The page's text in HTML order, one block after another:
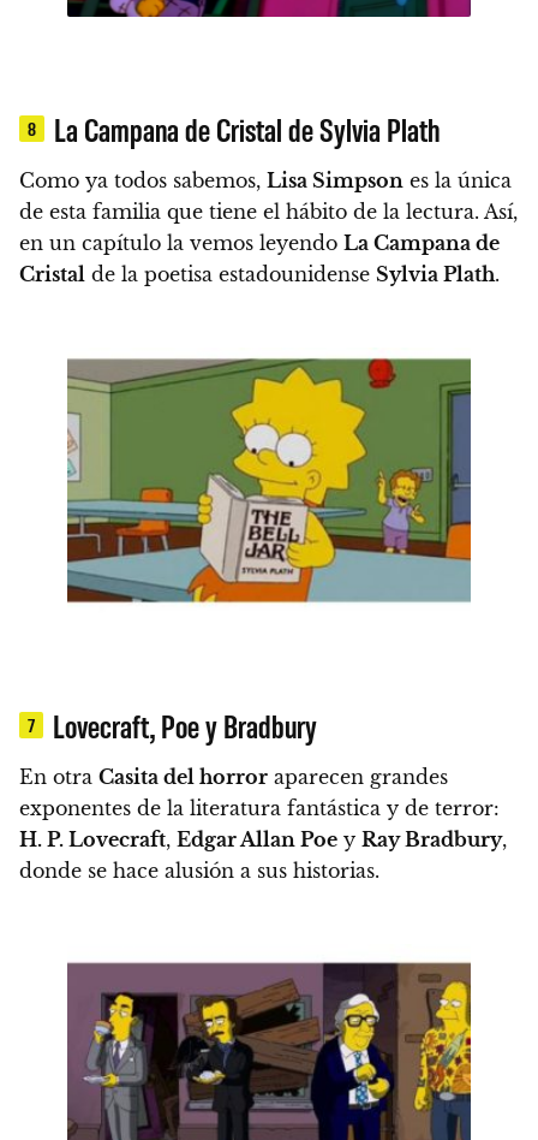
8 La Campana de Cristal de Sylvia Plath
Como ya todos sabemos, Lisa Simpson es la única
de esta familia que tiene el hábito de la lectura. Así,
en un capítulo la vemos leyendo La Campana de
Cristal de la poetisa estadounidense Sylvia Plath.
7 Lovecraft, Poe y Bradbury
En otra Casita del horror aparecen grandes
exponentes de la literatura fantástica y de terror:
H. P. Lovecraft, Edgar Allan Poe y Ray Bradbury,
donde se hace alusión a sus historias.